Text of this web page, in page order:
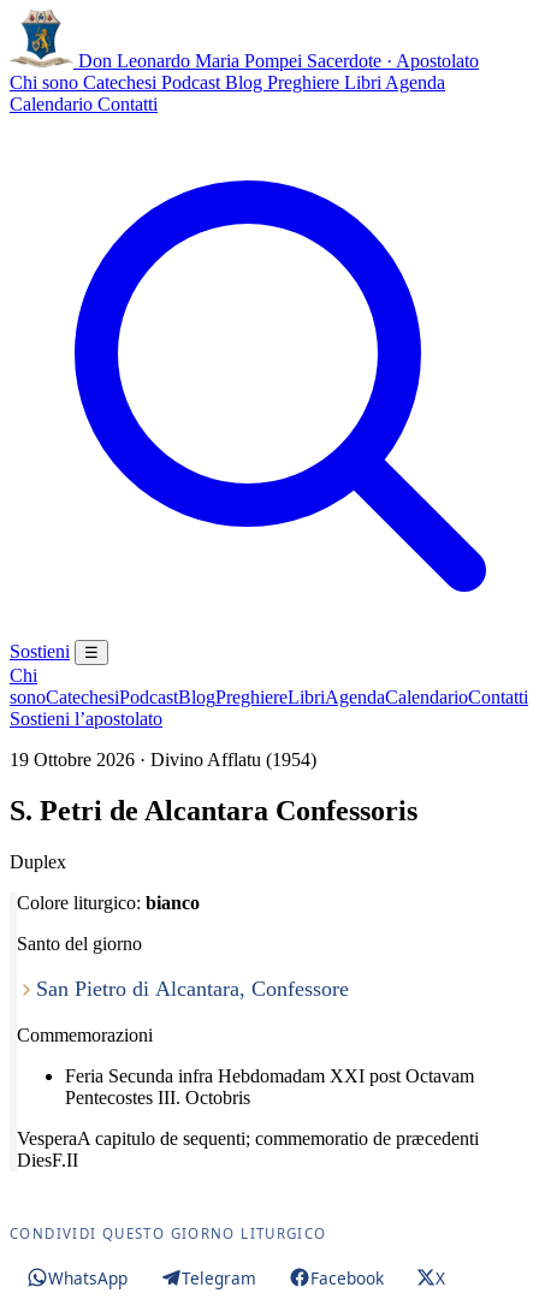
Don Leonardo Maria Pompei Sacerdote · Apostolato
Chi sono Catechesi Podcast Blog Preghiere Libri Agenda
Calendario Contatti
Sostieni ☰
Chi
sonoCatechesiPodcastBlogPreghiereLibriAgendaCalendarioContatti
Sostieni l’apostolato
19 Ottobre 2026 · Divino Afflatu (1954)
S. Petri de Alcantara Confessoris
Duplex
Colore liturgico: bianco
Santo del giorno
San Pietro di Alcantara, Confessore
Commemorazioni
Feria Secunda infra Hebdomadam XXI post Octavam
Pentecostes III. Octobris
VesperaA capitulo de sequenti; commemoratio de præcedenti
DiesF.II
CONDIVIDI QUESTO GIORNO LITURGICO
WhatsApp Telegram Facebook
X